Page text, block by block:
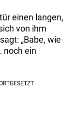
einen langen,
von ihm
„Babe, wie
noch ein